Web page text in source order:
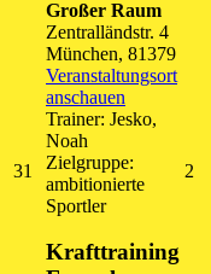
31
31.
August
2026
Großer Raum
Zentralländstr. 4
München, 81379
Veranstaltungsort
anschauen
Trainer: Jesko,
Noah
Zielgruppe:
ambitionierte
Sportler
Krafttraining
2